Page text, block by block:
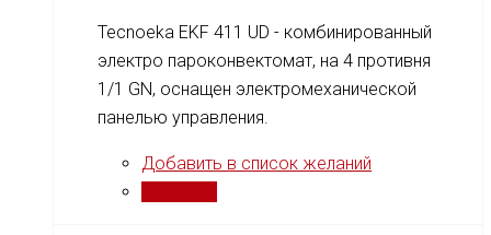
Tecnoeka EKF 411 UD - комбинированный
электро пароконвектомат, на 4 противня
1/1 GN, оснащен электромеханической
панелью управления.
Добавить в список желаний